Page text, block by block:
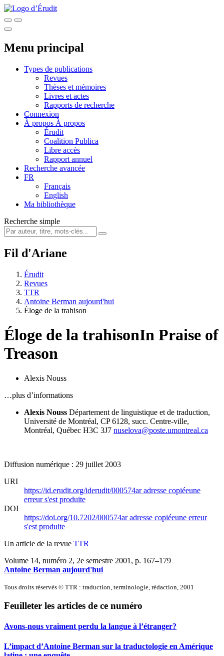
Menu principal
Types de publications
Revues
Thèses et mémoires
Livres et actes
Rapports de recherche
Connexion
À propos À propos
Érudit
Coalition Publica
Libre accès
Rapport annuel
Recherche avancée
FR
Français
English
Ma bibliothèque
Recherche simple
Fil d'Ariane
Érudit
Revues
TTR
Antoine Berman aujourd'hui
Éloge de la trahison
Éloge de la trahisonIn Praise of
Treason
Alexis Nouss
…plus d’informations
Alexis Nouss Département de linguistique et de traduction,
Université de Montréal, CP 6128, succ. Centre-ville,
Montréal, Québec H3C 3J7 nuselova@poste.umontreal.ca
Diffusion numérique : 29 juillet 2003
URI
https://id.erudit.org/iderudit/000574aradresse copiéeune
erreur s'est produite
DOI
https://doi.org/10.7202/000574aradresse copiéeune erreur
s'est produite
Un article de la revue TTR
Volume 14, numéro 2, 2e semestre 2001 , p. 167–179
Antoine Berman aujourd'hui
Tous droits réservés © TTR : traduction, terminologie, rédaction, 2001
Feuilleter les articles de ce numéro
Avons-nous vraiment perdu la langue à l’étranger?
L’impact d’Antoine Berman sur la traductologie en Amérique